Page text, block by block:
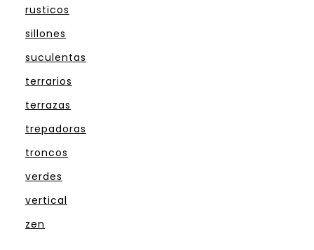
rusticos
sillones
suculentas
terrarios
terrazas
trepadoras
troncos
verdes
vertical
zen